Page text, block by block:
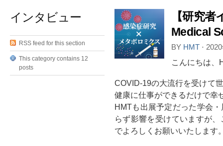
インタビュー
RSS feed for this section
This category contains 12
posts
【研究
Medical
BY HMT ⋅
こんにちは、
COVID-19の大流行を受けて
健康に仕事ができるだけで幸
HMTも出展予定だった学会
らず影響を受けていますが
でよろしくお願いいたします